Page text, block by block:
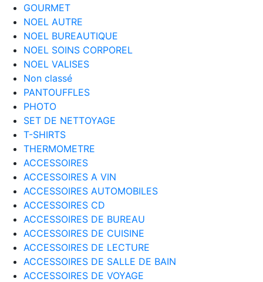
GOURMET
NOEL AUTRE
NOEL BUREAUTIQUE
NOEL SOINS CORPOREL
NOEL VALISES
Non classé
PANTOUFFLES
PHOTO
SET DE NETTOYAGE
T-SHIRTS
THERMOMETRE
ACCESSOIRES
ACCESSOIRES A VIN
ACCESSOIRES AUTOMOBILES
ACCESSOIRES CD
ACCESSOIRES DE BUREAU
ACCESSOIRES DE CUISINE
ACCESSOIRES DE LECTURE
ACCESSOIRES DE SALLE DE BAIN
ACCESSOIRES DE VOYAGE